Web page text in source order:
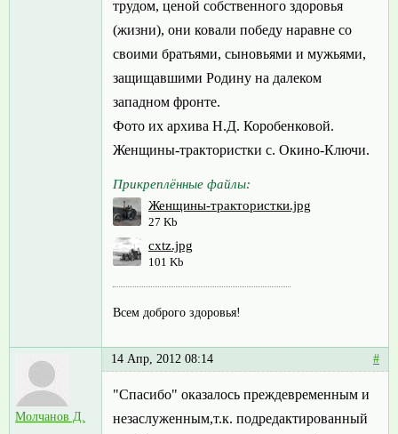
трудом, ценой собственного здоровья
(жизни), они ковали победу наравне со
своими братьями, сыновьями и мужьями,
защищавшими Родину на далеком
западном фронте.
Фото их архива Н.Д. Коробенковой.
Женщины-трактористки с. Окино-Ключи.
Прикреплённые файлы:
Женщины-трактористки.jpg
27 Kb
cxtz.jpg
101 Kb
Всем доброго здоровья!
Молчанов Д.
14 Апр, 2012 08:14 #
"Спасибо" оказалось преждевременным и
незаслуженным,т.к. подредактированный